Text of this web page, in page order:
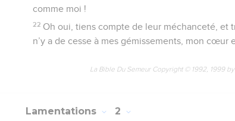
comme moi !
22 Oh oui, tiens compte de leur méchanceté, et
n’y a de cesse à mes gémissements, mon cœur
La Bible Du Semeur Copyright © 1992, 1999
Lamentations 2